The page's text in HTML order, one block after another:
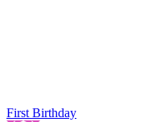
First Birthday